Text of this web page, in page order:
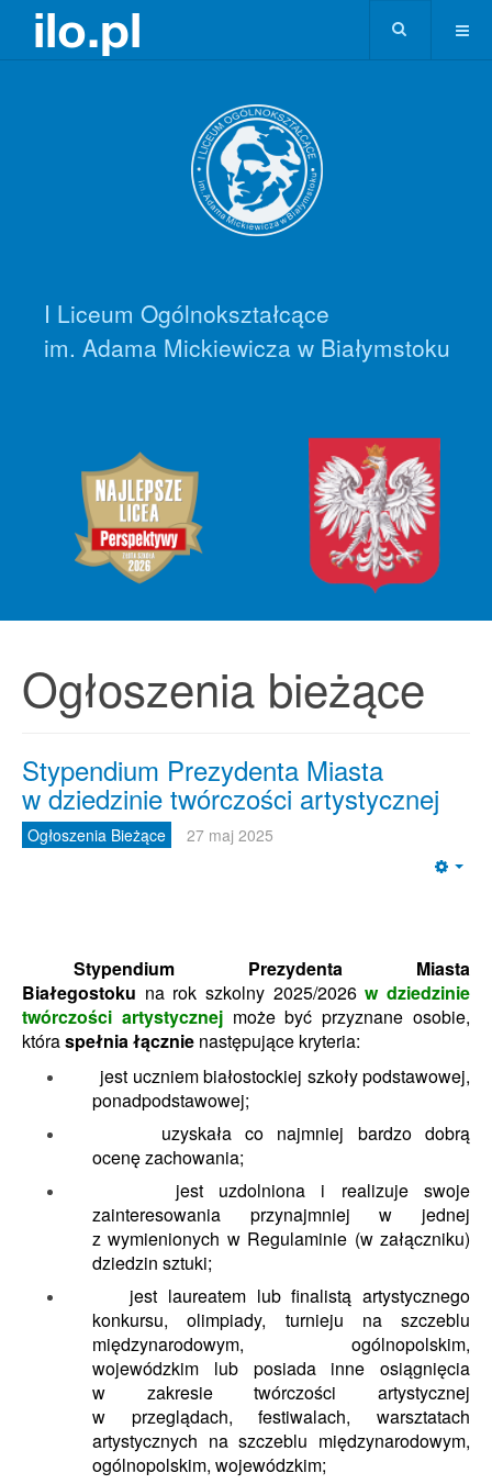
I Liceum Ogólnokształcące
im. Adama Mickiewicza w Białymstoku
Ogłoszenia bieżące
Stypendium Prezydenta Miasta
w dziedzinie twórczości artystycznej
Ogłoszenia Bieżące 27 maj 2025
Stypendium Prezydenta Miasta
Białegostoku na rok szkolny 2025/2026w dziedzinie
twórczości artystycznejmoże być przyznane osobie,
któraspełnia łącznie następujące kryteria:
jest uczniem białostockiej szkoły podstawowej,
ponadpodstawowej;
uzyskała co najmniej bardzo dobrą
ocenę zachowania;
jest uzdolniona i realizuje swoje
zainteresowania przynajmniej w jednej
z wymienionych w Regulaminie (w załączniku)
dziedzin sztuki;
jest laureatem lub finalistą artystycznego
konkursu, olimpiady, turnieju na szczeblu
międzynarodowym, ogólnopolskim,
wojewódzkim lub posiada inne osiągnięcia
w zakresie twórczości artystycznej
w przeglądach, festiwalach, warsztatach
artystycznych na szczeblu międzynarodowym,
ogólnopolskim, wojewódzkim;